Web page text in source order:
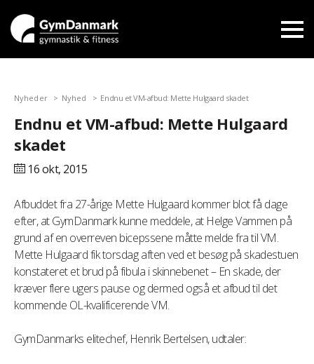
Nyheder Nyhed Endnu et VM-afbud: Mette Hulgaard skadet
Endnu et VM-afbud: Mette Hulgaard
skadet
16 okt, 2015
Afbuddet fra 27-årige Mette Hulgaard kommer blot få dage
efter, at GymDanmark kunne meddele, at Helge Vammen på
grund af en overreven bicepssene måtte melde fra til VM.
Mette Hulgaard fik torsdag aften ved et besøg på skadestuen
konstateret et brud på fibula i skinnebenet – En skade, der
kræver flere ugers pause og dermed også et afbud til det
kommende OL-kvalificerende VM.
GymDanmarks elitechef, Henrik Bertelsen, udtaler: